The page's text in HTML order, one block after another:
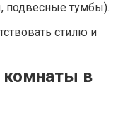
тумбы).
стилю и
комнаты в